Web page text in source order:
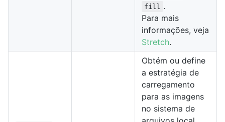
fill
.
Para mais
informações, veja
Stretch.
Obtém ou define
a estratégia de
carregamento
para as imagens
no sistema de